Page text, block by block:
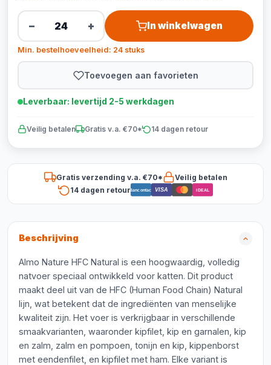
− + In winkelwagen
Min. bestelhoeveelheid: 24 stuks
Toevoegen aan favorieten
Leverbaar: levertijd 2-5 werkdagen
Veilig betalen Gratis v.a. €70* 14 dagen retour
Gratis verzending v.a. €70*
Veilig betalen
14 dagen retourBancontact VISA iDEAL
Beschrijving
Almo Nature HFC Natural is een hoogwaardig, volledig
natvoer speciaal ontwikkeld voor katten. Dit product
maakt deel uit van de HFC (Human Food Chain) Natural
lijn, wat betekent dat de ingrediënten van menselijke
kwaliteit zijn. Het voer is verkrijgbaar in verschillende
smaakvarianten, waaronder kipfilet, kip en garnalen, kip
en zalm, zalm en pompoen, tonijn en kip, kippenborst
met eendenfilet, en kipfilet met ham. Elke variant is